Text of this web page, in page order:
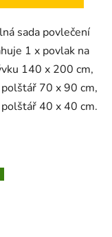
sada povlečení
1 x povlak na
140 x 200 cm,
polštář 70 x 90 cm,
polštář 40 x 40 cm.